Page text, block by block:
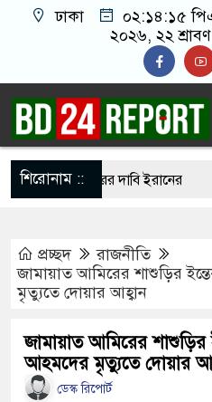
ঢাকা ০২:১৪:১৬
২০২৬, ২২
শিরোনাম ::
গ্রেপ্তারের দাবি ইরানের
ডেকেছে এনসিপি
নতুন ঠিকানায় যাচ্ছেন বাংলাদেশের
কারাগারে
প্রচ্ছদ
রাজনীতি
জামায়াত আমিরের শাশুড়ির
মৃত্যুতে দোয়ার আহ্বান
জামায়াত আমিরের শাশুড়ির
আহমদের মৃত্যুতে দোয়ার
ডেস্ক রিপোর্ট